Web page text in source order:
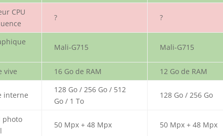
CPU
? ?
Mali-G715 Mali-G715
vive 16 Go de RAM 12 Go de RAM
interne
128 Go / 256 Go / 512
Go / 1 To
128 Go / 256 Go
photo
50 Mpx + 48 Mpx 50 Mpx + 48 Mpx